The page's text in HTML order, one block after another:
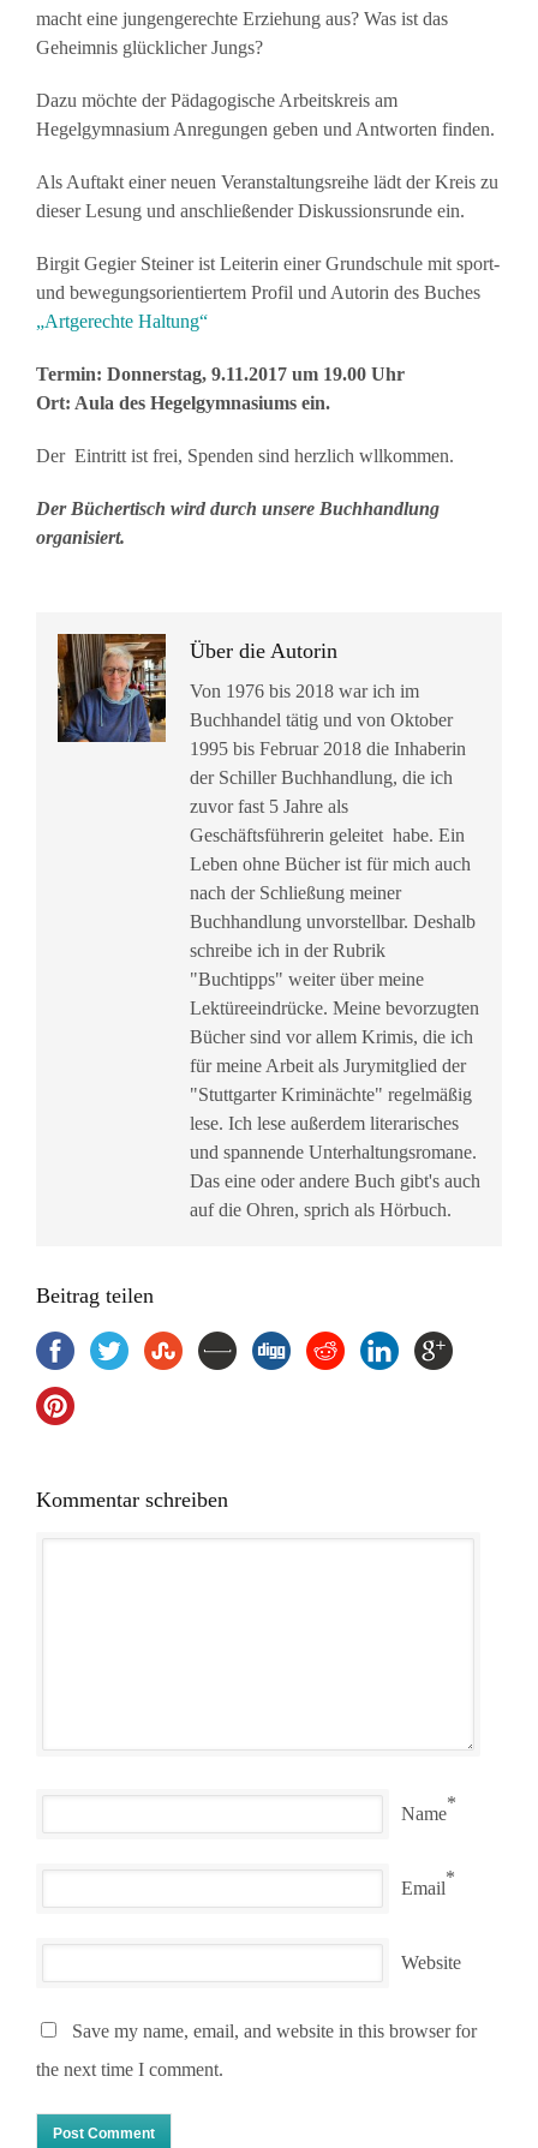
macht eine jungengerechte Erziehung aus? Was ist das
Geheimnis glücklicher Jungs?
Dazu möchte der Pädagogische Arbeitskreis am
Hegelgymnasium Anregungen geben und Antworten finden.
Als Auftakt einer neuen Veranstaltungsreihe lädt der Kreis zu
dieser Lesung und anschließender Diskussionsrunde ein.
Birgit Gegier Steiner ist Leiterin einer Grundschule mit sport-
und bewegungsorientiertem Profil und Autorin des Buches
„Artgerechte Haltung“
Termin: Donnerstag, 9.11.2017 um 19.00 Uhr
Ort: Aula des Hegelgymnasiums ein.
Der Eintritt ist frei, Spenden sind herzlich wllkommen.
Der Büchertisch wird durch unsere Buchhandlung
organisiert.
Über die Autorin
Von 1976 bis 2018 war ich im
Buchhandel tätig und von Oktober
1995 bis Februar 2018 die Inhaberin
der Schiller Buchhandlung, die ich
zuvor fast 5 Jahre als
Geschäftsführerin geleitet habe. Ein
Leben ohne Bücher ist für mich auch
nach der Schließung meiner
Buchhandlung unvorstellbar. Deshalb
schreibe ich in der Rubrik
"Buchtipps" weiter über meine
Lektüreeindrücke. Meine bevorzugten
Bücher sind vor allem Krimis, die ich
für meine Arbeit als Jurymitglied der
"Stuttgarter Kriminächte" regelmäßig
lese. Ich lese außerdem literarisches
und spannende Unterhaltungsromane.
Das eine oder andere Buch gibt's auch
auf die Ohren, sprich als Hörbuch.
Beitrag teilen
Kommentar schreiben
Name
*
Email
*
Website
Save my name, email, and website in this browser for
the next time I comment.